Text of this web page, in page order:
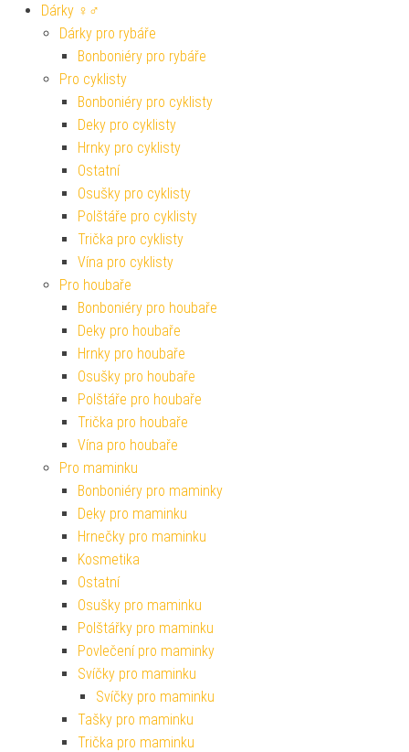
Dárky ♀♂
Dárky pro rybáře
Bonboniéry pro rybáře
Pro cyklisty
Bonboniéry pro cyklisty
Deky pro cyklisty
Hrnky pro cyklisty
Ostatní
Osušky pro cyklisty
Polštáře pro cyklisty
Trička pro cyklisty
Vína pro cyklisty
Pro houbaře
Bonboniéry pro houbaře
Deky pro houbaře
Hrnky pro houbaře
Osušky pro houbaře
Polštáře pro houbaře
Trička pro houbaře
Vína pro houbaře
Pro maminku
Bonboniéry pro maminky
Deky pro maminku
Hrnečky pro maminku
Kosmetika
Ostatní
Osušky pro maminku
Polštářky pro maminku
Povlečení pro maminky
Svíčky pro maminku
Svíčky pro maminku
Tašky pro maminku
Trička pro maminku